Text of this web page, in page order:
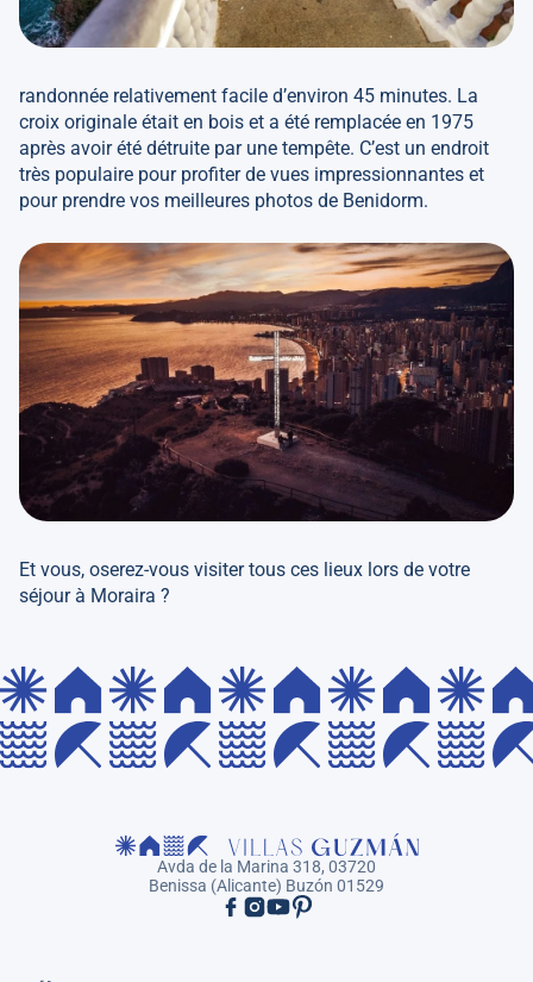
randonnée relativement facile d’environ 45 minutes. La
croix originale était en bois et a été remplacée en 1975
après avoir été détruite par une tempête. C’est un endroit
très populaire pour profiter de vues impressionnantes et
pour prendre vos meilleures photos de Benidorm.
Et vous, oserez-vous visiter tous ces lieux lors de votre
séjour à Moraira ?
Avda de la Marina 318, 03720
Benissa (Alicante) Buzón 01529